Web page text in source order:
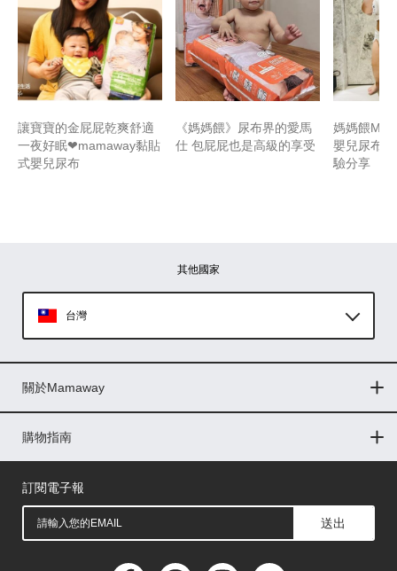
讓寶寶的金屁屁乾爽舒適
一夜好眠❤mamaway黏貼
式嬰兒尿布
《媽媽餵》尿布界的愛馬
仕 包屁屁也是高級的享受
媽媽餵
嬰兒尿布
驗分享
其他國家
台灣
印尼
菲律賓
馬來西亞
關於Mamaway
門市據點
最新消息
品牌故事
人力招募
媒體花絮
隱私權聲明
CSR企業社會責任
購物指南
購物常見問題
退換貨問題
儲值金使用條款
購買儲值金
發票問題
會員權益
線上留言
吸乳器-免費體驗
訂閱電子報
送出